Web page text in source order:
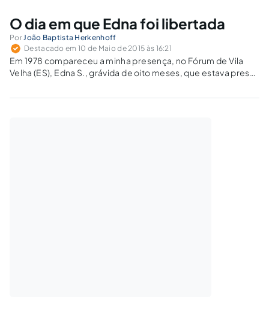
O dia em que Edna foi libertada
PorJoão Baptista Herkenhoff
Destacado em 10 de Maio de 2015 às 16:21
Em 1978 compareceu a minha presença, no Fórum de Vila
Velha (ES), Edna S., grávida de oito meses, que estava presa.
encarcerada –, proferi, em audiência, despacho que a